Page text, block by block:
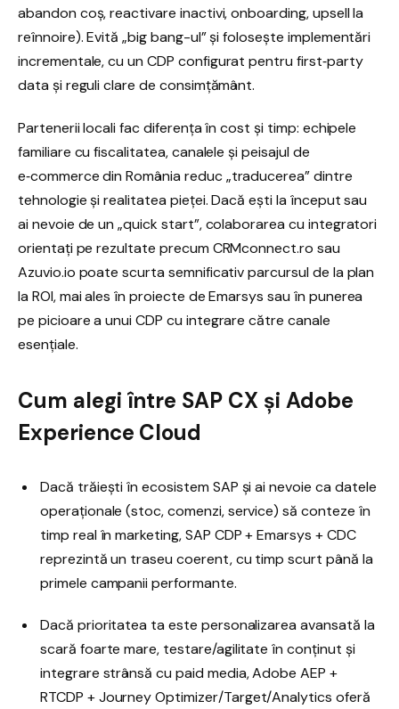
abandon coș, reactivare inactivi, onboarding, upsell la
reînnoire). Evită „big bang-ul” și folosește implementări
incrementale, cu un CDP configurat pentru first‑party
data și reguli clare de consimțământ.
Partenerii locali fac diferența în cost și timp: echipele
familiare cu fiscalitatea, canalele și peisajul de
e‑commerce din România reduc „traducerea” dintre
tehnologie și realitatea pieței. Dacă ești la început sau
ai nevoie de un „quick start”, colaborarea cu integratori
orientați pe rezultate precum CRMconnect.ro sau
Azuvio.io poate scurta semnificativ parcursul de la plan
la ROI, mai ales în proiecte de Emarsys sau în punerea
pe picioare a unui CDP cu integrare către canale
esențiale.
Cum alegi între SAP CX și Adobe
Experience Cloud
Dacă trăiești în ecosistem SAP și ai nevoie ca datele
operaționale (stoc, comenzi, service) să conteze în
timp real în marketing, SAP CDP + Emarsys + CDC
reprezintă un traseu coerent, cu timp scurt până la
primele campanii performante.
Dacă prioritatea ta este personalizarea avansată la
scară foarte mare, testare/agilitate în conținut și
integrare strânsă cu paid media, Adobe AEP +
RTCDP + Journey Optimizer/Target/Analytics oferă